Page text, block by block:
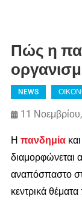
Πώς η
NEWS
11
Η πανδημία
διαμορφώνεται
αναπόσπαστο
κεντρικά